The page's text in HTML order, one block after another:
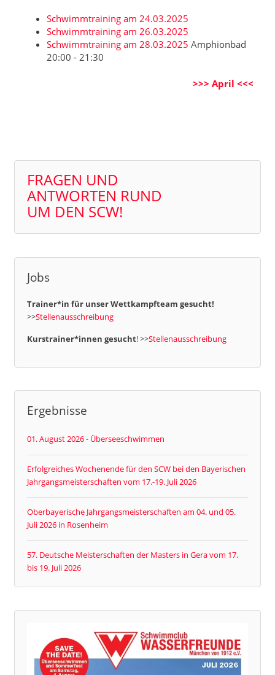
Schwimmtraining am 24.03.2025
Schwimmtraining am 26.03.2025
Schwimmtraining am 28.03.2025 Amphionbad
20:00 - 21:30
>>> April <<<
FRAGEN UND
ANTWORTEN RUND
UM DEN SCW!
Jobs
Trainer*in für unser Wettkampfteam gesucht!
>>Stellenausschreibung
Kurstrainer*innen gesucht! >>Stellenausschreibung
Ergebnisse
01. August 2026 - Überseeschwimmen
Erfolgreiches Wochenende für den SCW bei den Bayerischen
Jahrgangsmeisterschaften vom 17.-19. Juli 2026
Oberbayerische Jahrgangsmeisterschaften am 04. und 05.
Juli 2026 in Rosenheim
57. Deutsche Meisterschaften der Masters in Gera vom 17.
bis 19. Juli 2026